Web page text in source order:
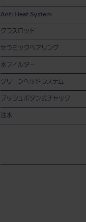
Anti Heat System
グラスロッド
セラミックベアリング
水フィルター
クリーンヘッドシステム
プッシュボタン式チャック
注水